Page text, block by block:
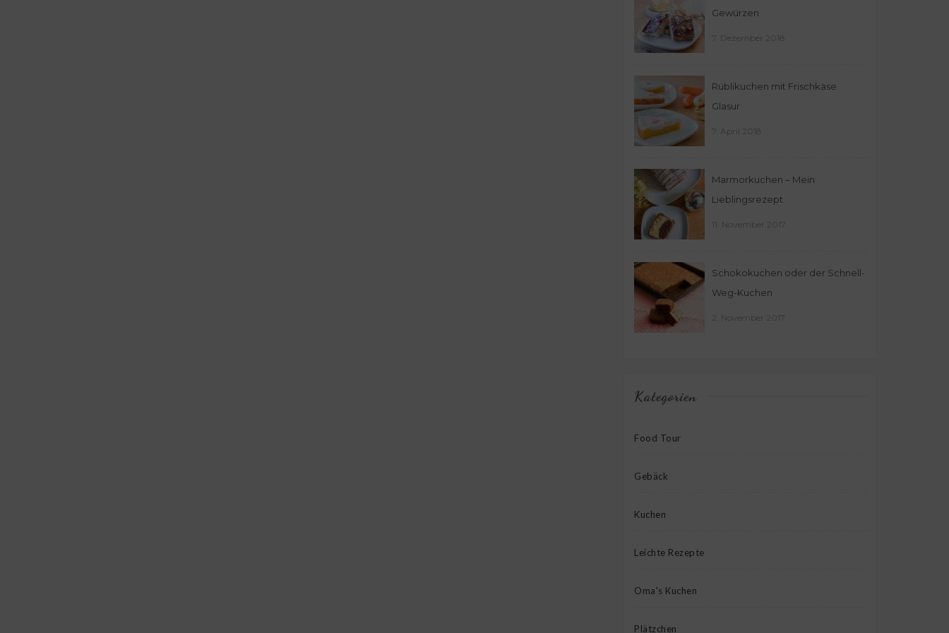
Gewürzen
7. Dezember 2018
Rüblikuchen mit Frischkäse
Glasur
7. April 2018
Marmorkuchen – Mein
Lieblingsrezept
11. November 2017
Schokokuchen oder der Schnell-
Weg-Kuchen
2. November 2017
Kategorien
Food Tour
Gebäck
Kuchen
Leichte Rezepte
Oma's Kuchen
Plätzchen